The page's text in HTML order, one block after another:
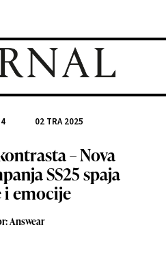
4
02 TRA 2025
– Nova
SS25 spaja
i emocije
Answear